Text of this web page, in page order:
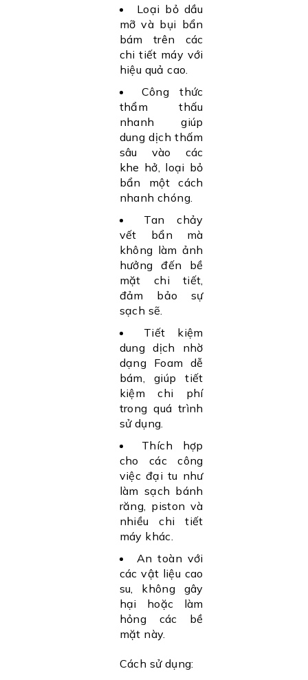
Loại bỏ dầu
mỡ và bụi bẩn
bám trên các
chi tiết máy với
hiệu quả cao.
Công thức
thẩm thấu
nhanh giúp
dung dịch thấm
sâu vào các
khe hở, loại bỏ
bẩn một cách
nhanh chóng.
Tan chảy
vết bẩn mà
không làm ảnh
hưởng đến bề
mặt chi tiết,
đảm bảo sự
sạch sẽ.
Tiết kiệm
dung dịch nhờ
dạng Foam dễ
bám, giúp tiết
kiệm chi phí
trong quá trình
sử dụng.
Thích hợp
cho các công
việc đại tu như
làm sạch bánh
răng, piston và
nhiều chi tiết
máy khác.
An toàn với
các vật liệu cao
su, không gây
hại hoặc làm
hỏng các bề
mặt này.
Cách sử dụng: